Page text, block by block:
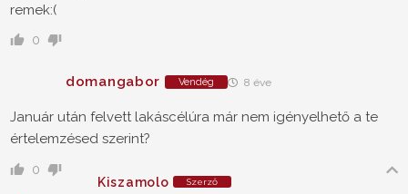
remek:(
0
domangabor Vendég 8 éve
Január után felvett lakáscélúra már nem igényelhető a te
értelemzésed szerint?
0
Kiszamolo
Szerző